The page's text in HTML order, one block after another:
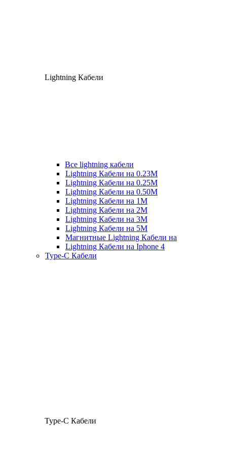
Lightning Кабели
Все lightning кабели
Lightning Кабели на 0.23М
Lightning Кабели на 0.25М
Lightning Кабели на 0.50М
Lightning Кабели на 1М
Lightning Кабели на 2М
Lightning Кабели на 3М
Lightning Кабели на 5М
Магнитные Lightning Кабели на
Lightning Кабели на Iphone 4
Type-C Кабели
Type-C Кабели